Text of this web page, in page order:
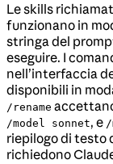
Le skills
funzionano in
stringa del
eseguire. I
nell’interfaccia
disponibili in
/rename
/model sonnet, e /
riepilogo di testo
richiedono